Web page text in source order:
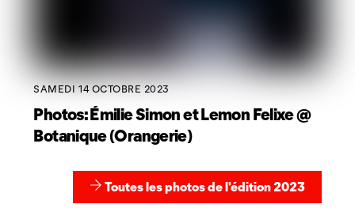
SAMEDI 14 OCTOBRE 2023
Photos: Émilie Simon et Lemon Felixe @
Botanique (Orangerie)
Toutes les photos de l'édition 2023